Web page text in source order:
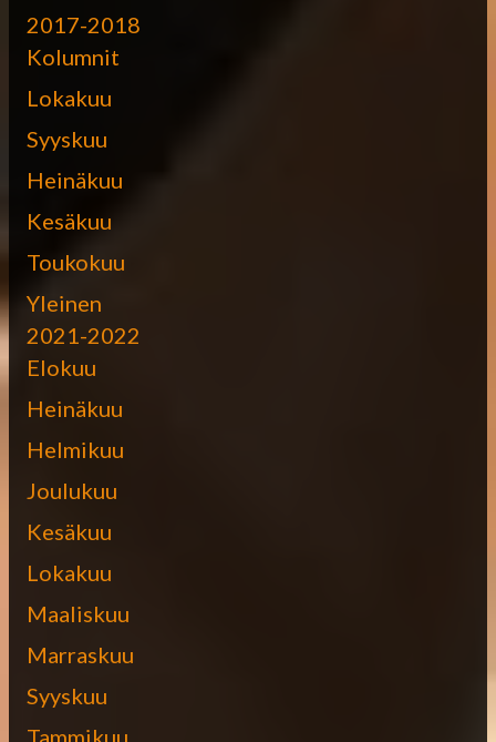
2017-2018
Kolumnit
Lokakuu
Syyskuu
Heinäkuu
Kesäkuu
Toukokuu
Yleinen
2021-2022
Elokuu
Heinäkuu
Helmikuu
Joulukuu
Kesäkuu
Lokakuu
Maaliskuu
Marraskuu
Syyskuu
Tammikuu